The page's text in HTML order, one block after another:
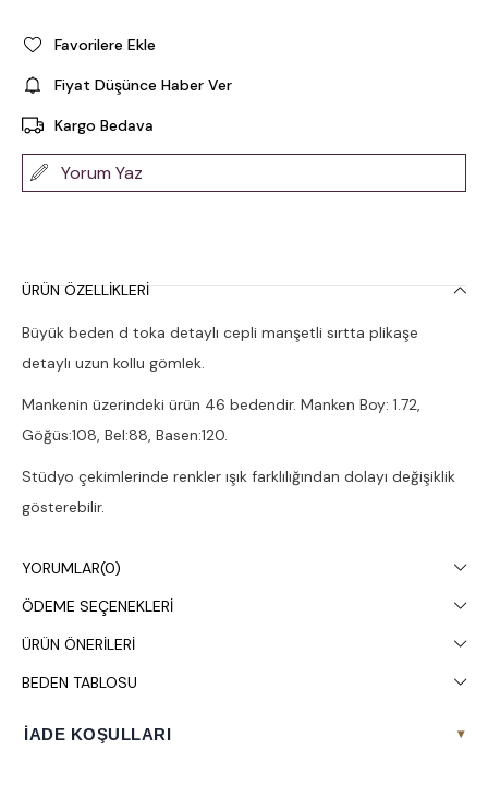
Favorilere Ekle
Fiyat Düşünce Haber Ver
Kargo Bedava
Yorum Yaz
ÜRÜN ÖZELLIKLERI
Büyük beden d toka detaylı cepli manşetli sırtta plikaşe
detaylı uzun kollu gömlek.
Mankenin üzerindeki ürün 46 bedendir. Manken Boy: 1.72,
Göğüs:108, Bel:88, Basen:120.
Stüdyo çekimlerinde renkler ışık farklılığından dolayı değişiklik
gösterebilir.
YORUMLAR(0)
ÖDEME SEÇENEKLERI
ÜRÜN ÖNERILERI
BEDEN TABLOSU
İADE KOŞULLARI ▾